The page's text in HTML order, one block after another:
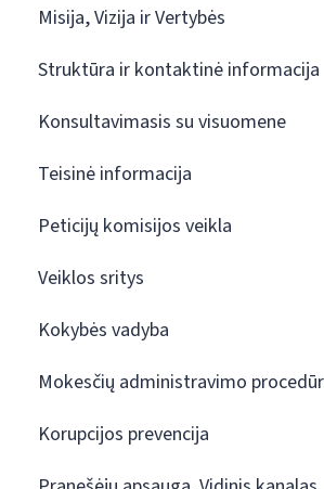
Misija, Vizija ir Vertybės
Struktūra ir kontaktinė informacija
Konsultavimasis su visuomene
Teisinė informacija
Peticijų komisijos veikla
Veiklos sritys
Kokybės vadyba
Mokesčių administravimo
Korupcijos prevencija